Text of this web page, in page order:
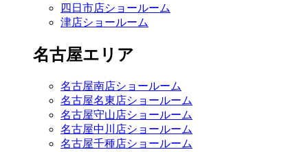
四日市店ショールーム
津店ショールーム
名古屋エリア
名古屋南店ショールーム
名古屋名東店ショールーム
名古屋守山店ショールーム
名古屋中川店ショールーム
名古屋千種店ショールーム